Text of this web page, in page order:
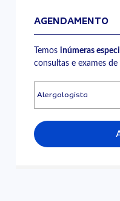
AGENDAMENTO
Temosinúmeras
consultas e exames